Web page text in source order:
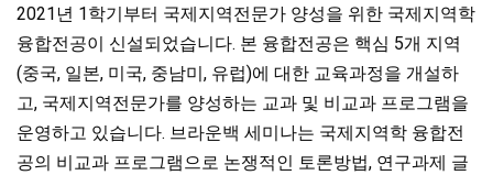
2021년 1학기부터 국제지역전문가 양성을 위한 국제지역학
융합전공이 신설되었습니다. 본 융합전공은 핵심 5개 지역
(중국, 일본, 미국, 중남미, 유럽)에 대한 교육과정을 개설하
고, 국제지역전문가를 양성하는 교과 및 비교과 프로그램을
운영하고 있습니다. 브라운백 세미나는 국제지역학 융합전
공의 비교과 프로그램으로 논쟁적인 토론방법, 연구과제 글